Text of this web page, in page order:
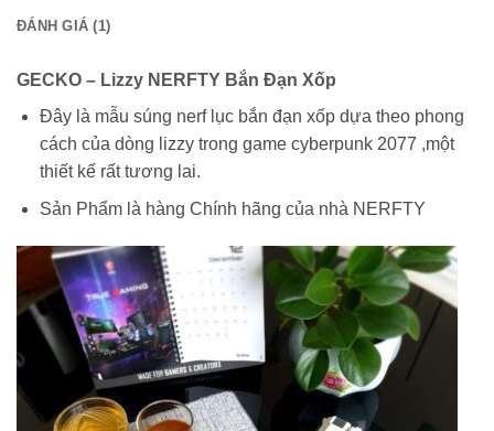
ĐÁNH GIÁ (1)
GECKO – Lizzy NERFTY Bắn Đạn Xốp
Đây là mẫu súng nerf lục bắn đạn xốp dựa theo phong
cách của dòng lizzy trong game cyberpunk 2077 ,một
thiết kế rất tương lai.
Sản Phẩm là hàng Chính hãng của nhà NERFTY